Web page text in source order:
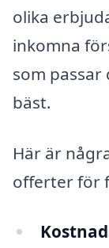
olika
inkomna
som
bäst.
Här är
offerter för